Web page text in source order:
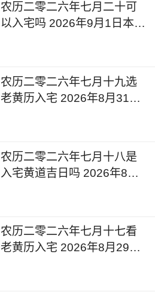
农历二零二六年七月二十可
以入宅吗 2026年9月1日本日
农历二零二六年七月十九选
老黄历入宅 2026年8月31日
农历二零二六年七月十八是
入宅黄道吉日吗 2026年8月
农历二零二六年七月十七看
老黄历入宅 2026年8月29日